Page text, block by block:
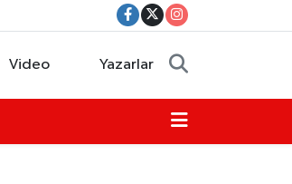
Video Yazarlar